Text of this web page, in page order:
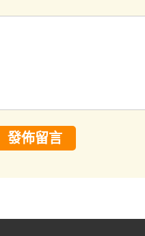
發佈留言